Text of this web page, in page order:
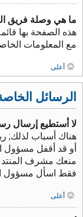
ما هي وصلة فريق
هذه الصفحة بها
مع المعلومات
أعلى
الرسائل
لا أستطيع إرسال
هناك أسباب لذلك;
أو قد أقفل مسؤول
منعك مشرف
فقط اسأل مسؤول
أعلى